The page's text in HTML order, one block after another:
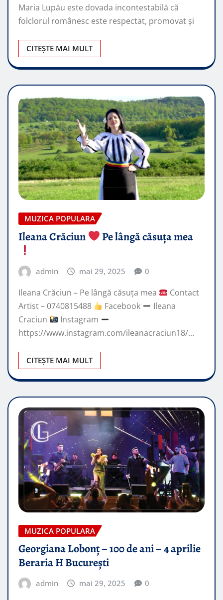
Maria Lupău este dovada incontestabilă că
folclorul românesc este respectat, promovat şi
CITEȘTE MAI MULT
MUZICA POPULARA
Ileana Crăciun Pe lângă căsuța mea
admin mai 29, 2025 0
Ileana Crăciun – Pe lângă căsuța mea
Contact
Artist – 0740815488
Facebook
Ileana
Craciun
Instagram
https://www.instagram.com/ileanacraciun18/…
CITEȘTE MAI MULT
MUZICA POPULARA
Georgiana Lobonț – 100 de ani – 4 aprilie
Beraria H București
admin mai 29, 2025 0